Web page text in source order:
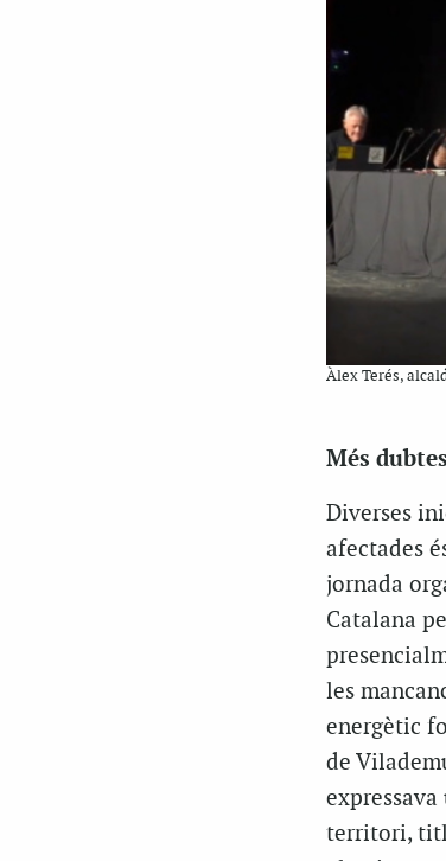
Àlex Terés,
Més
Diverses
afectades
jornada
Catalana
les
energètic
de
territori,